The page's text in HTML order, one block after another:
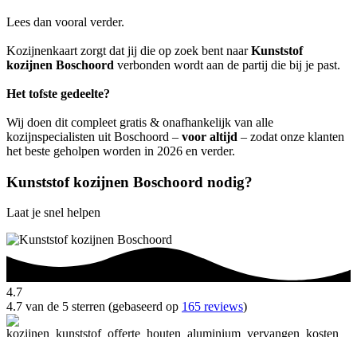
Lees dan vooral verder.
Kozijnenkaart zorgt dat jij die op zoek bent naarKunststof
kozijnen Boschoord verbonden wordt aan de partij die bij je past.
Het tofste gedeelte?
Wij doen dit compleet gratis & onafhankelijk van alle
kozijnspecialisten uit Boschoord – voor altijd – zodat onze klanten
het beste geholpen worden in 2026 en verder.
Kunststof kozijnen Boschoord nodig?
Laat je snel helpen
4.7
4.7 van de 5 sterren (gebaseerd op 165 reviews)